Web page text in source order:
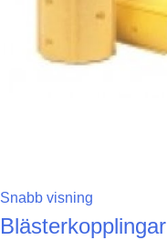
Snabb visning
Blästerkopplingar